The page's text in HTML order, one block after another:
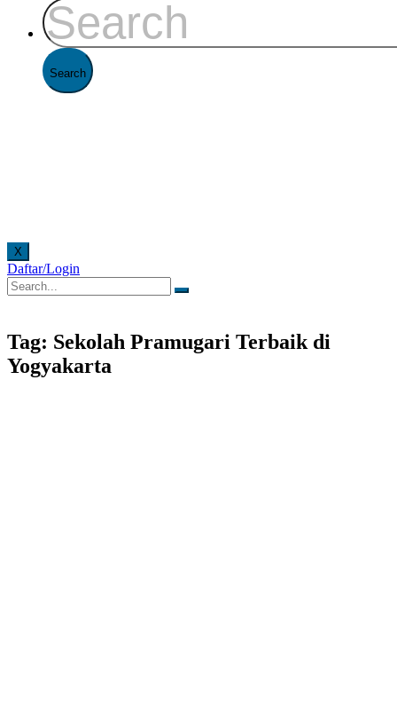
X
Daftar/Login
Tag: Sekolah Pramugari Terbaik di
Yogyakarta